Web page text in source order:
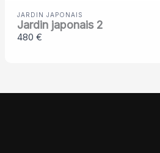
JARDIN JAPONAIS
Jardin japonais 2
480 €